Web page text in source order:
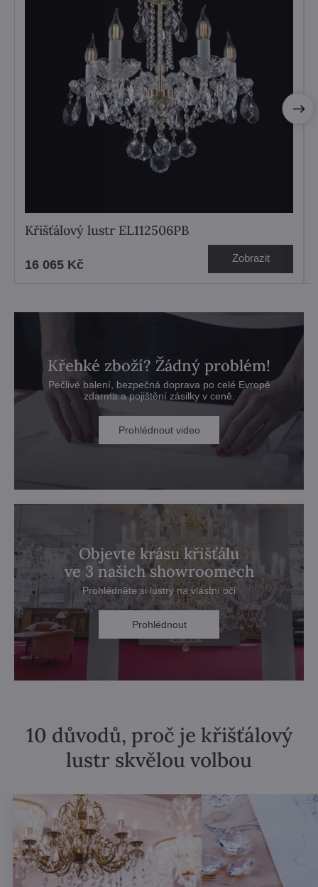
Křišťálový lustr EL112506PB
16 065 Kč Zobrazit
Křehké zboží? Žádný problém!
Pečlivé balení, bezpečná doprava po celé Evropě
zdarma a pojištění zásilky v ceně.
Prohlédnout video
Objevte krásu křišťálu
ve 3 našich showroomech
Prohlédněte si lustry na vlastní oči
Prohlédnout
10 důvodů, proč je křišťálový
lustr skvělou volbou